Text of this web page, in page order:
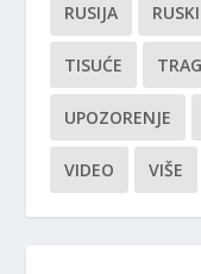
RUSIJA RUSKI
TISUĆE
UPOZORENJE
VIDEO VIŠE